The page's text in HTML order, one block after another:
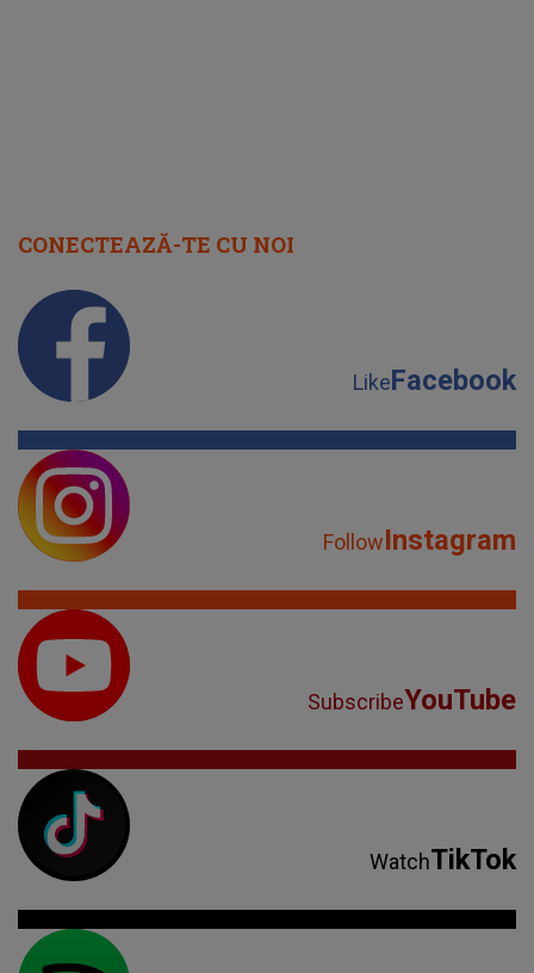
CONECTEAZĂ-TE CU NOI
LikeFacebook
FollowInstagram
SubscribeYouTube
WatchTikTok